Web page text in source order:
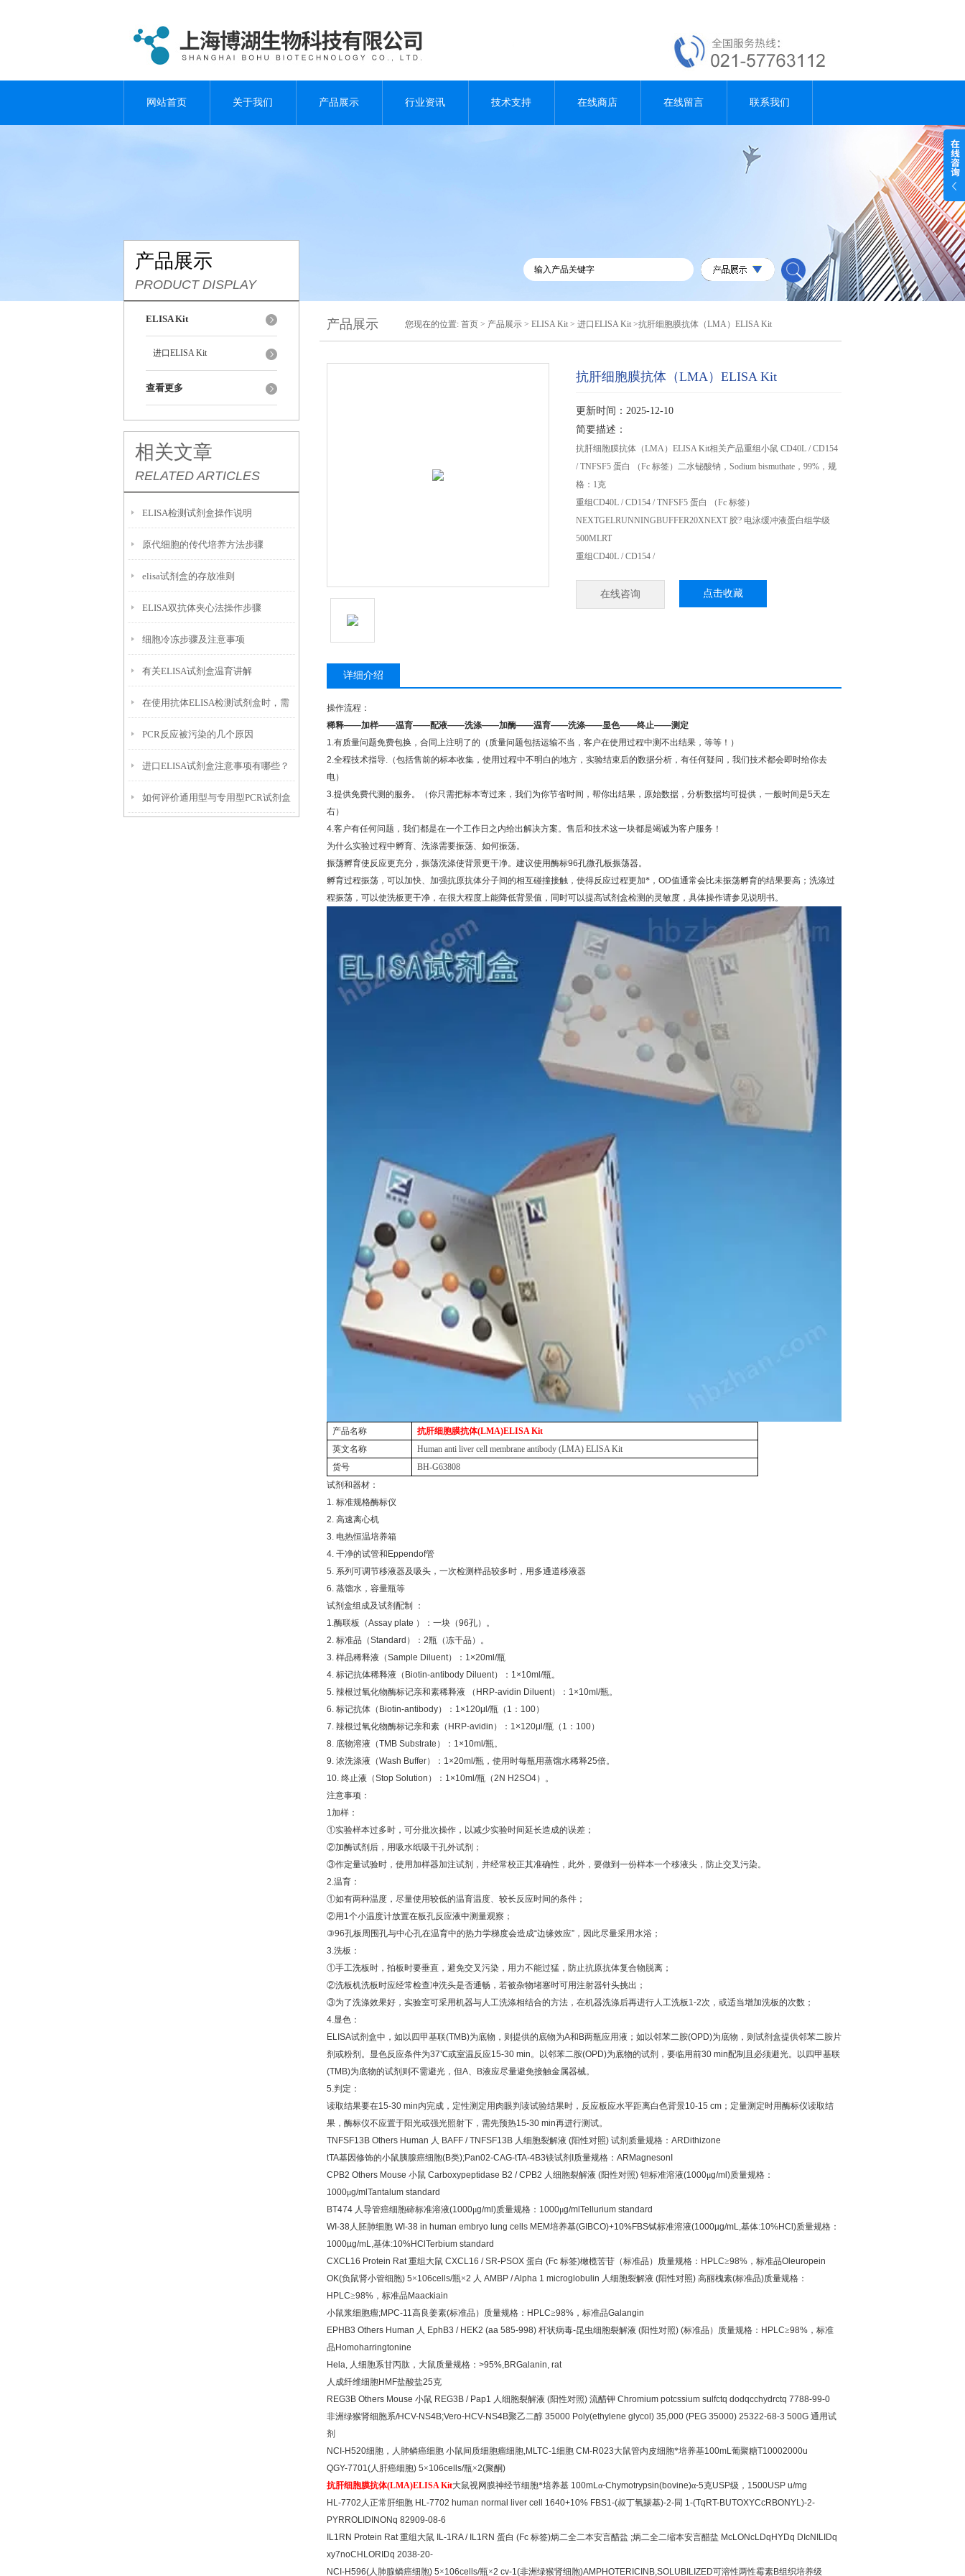
网站首页 关于我们 产品展示 行业资讯 技术支持 在线商店 在线留言 联系我们
产品展示
PRODUCT DISPLAY
ELISA Kit
进口ELISA Kit
查看更多
相关文章
RELATED ARTICLES
ELISA检测试剂盒操作说明
原代细胞的传代培养方法步骤
elisa试剂盒的存放准则
ELISA双抗体夹心法操作步骤
细胞冷冻步骤及注意事项
有关ELISA试剂盒温育讲解
在使用抗体ELISA检测试剂盒时，需
要注意以下事项
PCR反应被污染的几个原因
进口ELISA试剂盒注意事项有哪些？
如何评价通用型与专用型PCR试剂盒
产品展示 您现在的位置: 首页 > 产品展示 > ELISA Kit > 进口ELISA Kit >抗肝细胞膜抗体（LMA）ELISA Kit
抗肝细胞膜抗体（LMA）ELISA Kit
更新时间：2025-12-10
简要描述：
抗肝细胞膜抗体（LMA）ELISA Kit相关产品重组小鼠 CD40L / CD154
/ TNFSF5 蛋白 （Fc 标签）二水铋酸钠，Sodium bismuthate，99%，规
格：1克
重组CD40L / CD154 / TNFSF5 蛋白 （Fc 标签）
NEXTGELRUNNINGBUFFER20XNEXT 胶? 电泳缓冲液蛋白组学级
500MLRT
重组CD40L / CD154 /
在线咨询 点击收藏
详细介绍
操作流程：
稀释——加样——温育——配液——洗涤——加酶——温育——洗涤——显色——终止——测定
1.有质量问题免费包换，合同上注明了的（质量问题包括运输不当，客户在使用过程中测不出结果，等等！）
2.全程技术指导. （包括售前的标本收集，使用过程中不明白的地方，实验结束后的数据分析，有任何疑问，我们技术都会即时给你去
电）
3.提供免费代测的服务。（你只需把标本寄过来，我们为你节省时间，帮你出结果，原始数据，分析数据均可提供，一般时间是5天左
右）
4.客户有任何问题，我们都是在一个工作日之内给出解决方案。售后和技术这一块都是竭诚为客户服务！
为什么实验过程中孵育、洗涤需要振荡、如何振荡。
振荡孵育使反应更充分，振荡洗涤使背景更干净。建议使用酶标96孔微孔板振荡器。
孵育过程振荡，可以加快、加强抗原抗体分子间的相互碰撞接触，使得反应过程更加*， OD值通常会比未振荡孵育的结果要高；洗涤过
程振荡，可以使洗板更干净，在很大程度上能降低背景值，同时可以提高试剂盒检测的灵敏度，具体操作请参见说明书。
产品名称 抗肝细胞膜抗体(LMA)ELISA Kit
英文名称
Human anti liver cell membrane antibody (LMA) ELISA Kit
货号
BH-G63808
试剂和器材：
1. 标准规格酶标仪
2. 高速离心机
3. 电热恒温培养箱
4. 干净的试管和 Eppendof管
5. 系列可调节移液器及吸头，一次检测样品较多时，用多通道移液器
6. 蒸馏水，容量瓶等
试剂盒组成及试剂配制
：
1.酶联板（Assay plate ）：一块（96孔）。
2. 标准品（Standard ）： 2瓶（冻干品）。
3. 样品稀释液（Sample Diluent）： 1×20ml/瓶
4. 标记抗体稀释液（ Biotin-antibody Diluent）： 1×10ml/瓶。
5. 辣根过氧化物酶标记亲和素稀释液 （ HRP-avidin Diluent）： 1×10ml/瓶。
6. 标记抗体（ Biotin-antibody）： 1×120μl/瓶（ 1 ： 100）
7. 辣根过氧化物酶标记亲和素（ HRP-avidin ）： 1×120μl/瓶（ 1 ： 100）
8. 底物溶液（TMB Substrate ）： 1×10ml/瓶。
9. 浓洗涤液（Wash Buffer）： 1×20ml/瓶，使用时每瓶用蒸馏水稀释25倍。
10. 终止液（Stop Solution ）： 1×10ml/瓶（2N H2SO4）。
注意事项：
1加样：
①实验样本过多时，可分批次操作，以减少实验时间延长造成的误差；
②加酶试剂后，用吸水纸吸干孔外试剂；
③作定量试验时，使用加样器加注试剂，并经常校正其准确性，此外，要做到一份样本一个移液头，防止交叉污染。
2.温育：
①如有两种温度，尽量使用较低的温育温度、较长反应时间的条件；
②用 1个小温度计放置在板孔反应液中测量观察；
③96孔板周围孔与中心孔在温育中的热力学梯度会造成“边缘效应” ，因此尽量采用水浴；
3.洗板：
①手工洗板时，拍板时要垂直，避免交叉污染，用力不能过猛，防止抗原抗体复合物脱离；
②洗板机洗板时应经常检查冲洗头是否通畅，若被杂物堵塞时可用注射器针头挑出；
③为了洗涤效果好，实验室可采用机器与人工洗涤相结合的方法，在机器洗涤后再进行人工洗板1-2次，或适当增加洗板的次数；
4.显色：
ELISA试剂盒中，如以四甲基联(TMB)为底物，则提供的底物为A和 B两瓶应用液；如以邻苯二胺(OPD)为底物，则试剂盒提供邻苯二胺片
剂或粉剂。显色反应条件为37℃或室温反应15-30 min。以邻苯二胺(OPD)为底物的试剂，要临用前30 min配制且必须避光。以四甲基联
(TMB)为底物的试剂则不需避光，但A、 B液应尽量避免接触金属器械。
5.判定：
读取结果要在15-30 min内完成，定性测定用肉眼判读试验结果时，反应板应水平距离白色背景10-15 cm ；定量测定时用酶标仪读取结
果，酶标仪不应置于阳光或强光照射下，需先预热15-30 min再进行测试。
TNFSF13B Others Human 人 BAFF / TNFSF13B 人细胞裂解液 (阳性对照) 试剂质量规格： ARDithizone
tTA基因修饰的小鼠胰腺癌细胞(B类);Pan02-CAG-tTA-4B3镁试剂 质量规格： ARMagnesonI
CPB2 Others Mouse 小鼠 Carboxypeptidase B2 / CPB2 人细胞裂解液 (阳性对照) 钽标准溶液(1000μg/ml)质量规格：
1000μg/mlTantalum standard
BT474 人导管癌细胞碲标准溶液(1000μg/ml)质量规格： 1000μg/mlTellurium standard
WI-38人胚肺细胞 WI-38 in human embryo lung cells MEM培养基(GIBCO)+10%FBS铽标准溶液(1000µg/mL,基体:10%HCl)质量规格：
1000µg/mL,基体:10%HClTerbium standard
CXCL16 Protein Rat重组大鼠 CXCL16 / SR-PSOX 蛋白 (Fc 标签)橄榄苦苷（标准品）质量规格： HPLC≥98% ，标准品Oleuropein
OK(负鼠肾小管细胞) 5×106cells/瓶×2 人 AMBP / Alpha 1 microglobulin 人细胞裂解液 (阳性对照) 高丽槐素(标准品)质量规格：
HPLC≥98% ，标准品 Maackiain
小鼠浆细胞瘤;MPC-11高良姜素(标准品）质量规格： HPLC≥98% ，标准品Galangin
EPHB3 Others Human 人 EphB3 / HEK2 (aa 585-998) 杆状病毒-昆虫细胞裂解液 (阳性对照) (标准品）质量规格： HPLC≥98% ，标准
品 Homoharringtonine
Hela, 人细胞系甘丙肽，大鼠质量规格： >95%,BRGalanin, rat
人成纤维细胞HMF盐酸盐25克
REG3B Others Mouse 小鼠 REG3B / Pap1 人细胞裂解液 (阳性对照) 流醋钾 Chromium potcssium sulfctq dodqcchydrctq 7788-99-0
非洲绿猴肾细胞系/HCV-NS4B;Vero-HCV-NS4B聚乙二醇 35000 Poly(ethylene glycol) 35,000 (PEG 35000) 25322-68-3 500G 通用试
剂
NCI-H520细胞，人肺鳞癌细胞 小鼠间质细胞瘤细胞,MLTC-1细胞 CM-R023大鼠管内皮细胞*培养基100mL葡聚糖T10002000u
QGY-7701(人肝癌细胞) 5×106cells/瓶×2(聚酮)
抗肝细胞膜抗体(LMA)ELISA Kit大鼠视网膜神经节细胞*培养基 100mLα-Chymotrypsin(bovine)α-5克USP级， 1500USP u/mg
HL-7702 人正常肝细胞 HL-7702 human normal liver cell 1640+10% FBS1-(叔丁氧羰基)-2-同 1-(TqRT-BUTOXYCcRBONYL)-2-
PYRROLIDINONq 82909-08-6
IL1RN Protein Rat重组大鼠 IL-1RA / IL1RN 蛋白 (Fc 标签)炳二全二本安言醋盐 ;炳二全二缩本安言醋盐 McLONcLDqHYDq DIcNILIDq
xy7noCHLORIDq 2038-20-
NCI-H596(人肺腺鳞癌细胞) 5×106cells/瓶×2 cv-1(非洲绿猴肾细胞)AMPHOTERICINB,SOLUBILIZED可溶性两性霉素B组织培养级